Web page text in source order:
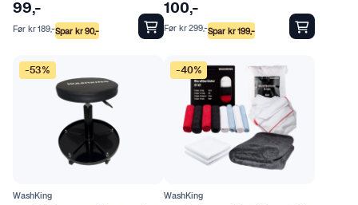
u
k
99,-
Spar kr90,-
Før kr189,-
100,-
Spar kr199,-
Før kr299,-
-53%
WashKing
-40%
WashKing